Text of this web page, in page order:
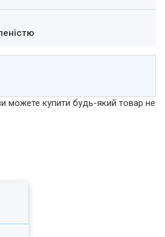
можете купити будь-який товар не